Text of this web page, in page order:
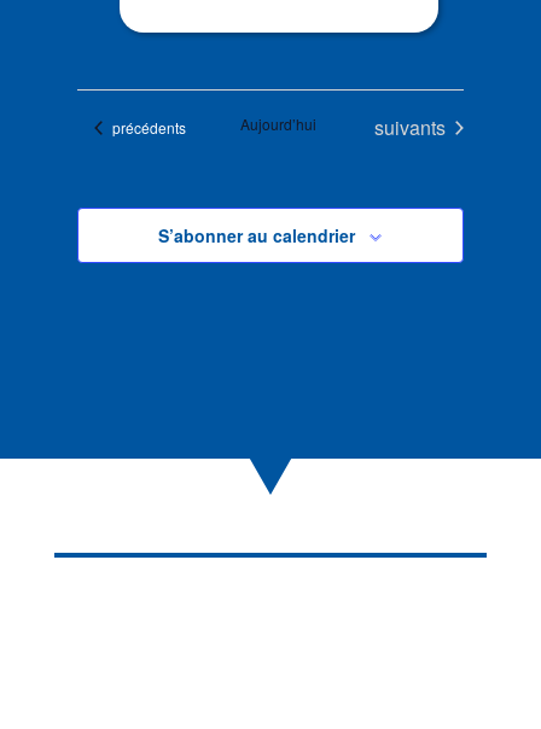
Évènements
précédents Aujourd’hui Évènements
suivants
S’abonner au calendrier